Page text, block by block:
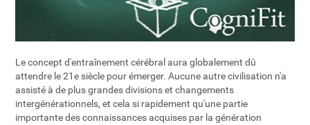
Le concept d'entraînement cérébral aura globalement dû
attendre le 21e siècle pour émerger. Aucune autre civilisation n'a
assisté à de plus grandes divisions et changements
intergénérationnels, et cela si rapidement qu'une partie
importante des connaissances acquises par la génération